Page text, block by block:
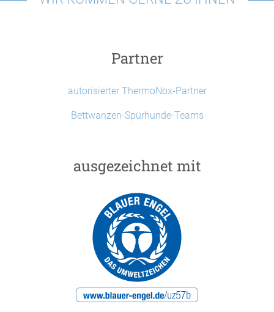
Partner
autorisierter ThermoNox-Partner
Bettwanzen-Spürhunde-Teams
ausgezeichnet mit